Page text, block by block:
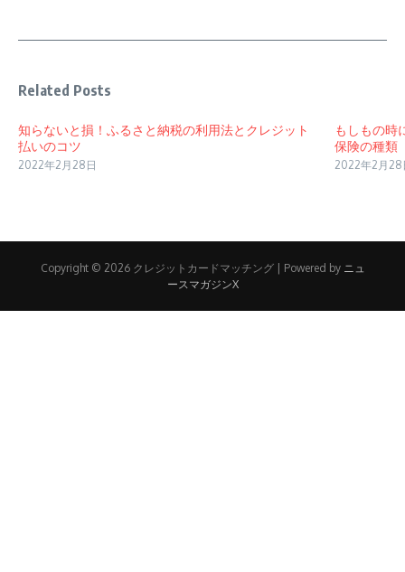
Related Posts
知らないと損！ふるさと納税の利用法とクレジット
払いのコツ
2022年2月28日
もしもの時
保険の種類
2022年2月28
Copyright © 2026 クレジットカードマッチング | Powered by ニュ
ースマガジンX